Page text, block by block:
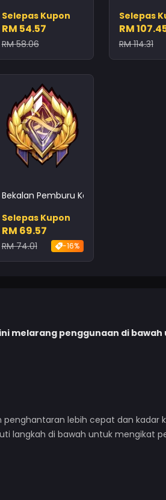
Selepas Kupon
RM 54.57
RM 58.06
Selepas
RM
RM 114.31
Bekalan Pemburu Kehormatan
Selepas Kupon
RM 69.57
RM 74.01 -16%
melarang penggunaan di bawah
lebih cepat dan kadar
langkah di bawah untuk mengikat